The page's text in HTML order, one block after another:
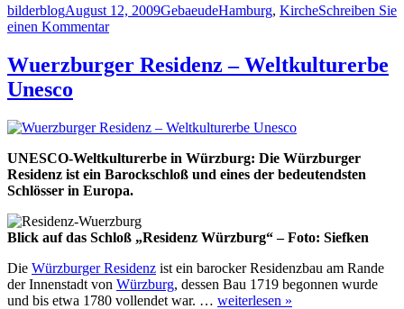
Autor
bilderblogVeröffentlicht
am
August 12, 2009Kategorien
GebaeudeSchlagwörter
Hamburg, KircheSchreiben Sie
einen Kommentarzu
Georgskirche
in
Wuerzburger Residenz – Weltkulturerbe
Unesco
UNESCO-Weltkulturerbe in Würzburg: Die Würzburger
Residenz ist ein Barockschloß und eines der bedeutendsten
Schlösser in Europa.
Blick auf das Schloß „Residenz Würzburg“ – Foto: Siefken
Die Würzburger Residenz ist ein barocker Residenzbau am Rande
der Innenstadt von Würzburg, dessen Bau 1719 begonnen wurde
und bis etwa 1780 vollendet war. … weiterlesen »